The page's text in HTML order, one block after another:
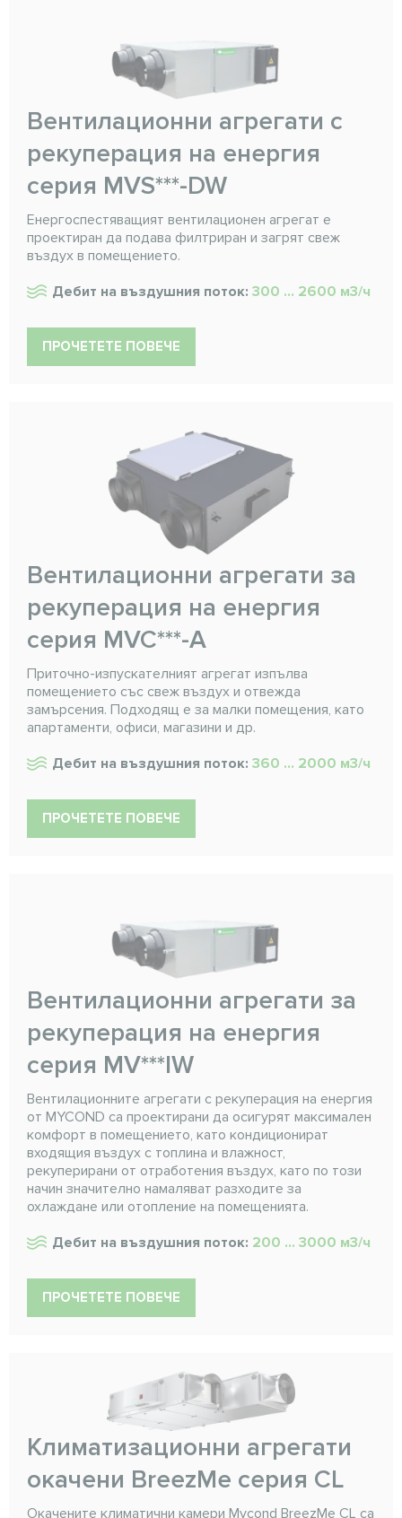
Вентилационни агрегати с
рекуперация на енергия
серия MVS***-DW
Енергоспестяващият вентилационен агрегат е
проектиран да подава филтриран и загрят свеж
въздух в помещението.
Дебит на въздушния поток: 300 ... 2600 м3/ч
ПРОЧЕТЕТЕ ПОВЕЧЕ
Вентилационни агрегати за
рекуперация на енергия
серия MVC***-A
Приточно-изпускателният агрегат изпълва
помещението със свеж въздух и отвежда
замърсения. Подходящ е за малки помещения, като
апартаменти, офиси, магазини и др.
Дебит на въздушния поток: 360 ... 2000 м3/ч
ПРОЧЕТЕТЕ ПОВЕЧЕ
Вентилационни агрегати за
рекуперация на енергия
серия MV***IW
Вентилационните агрегати с рекуперация на енергия
от MYCOND са проектирани да осигурят максимален
комфорт в помещението, като кондиционират
входящия въздух с топлина и влажност,
рекуперирани от отработения въздух, като по този
начин значително намаляват разходите за
охлаждане или отопление на помещенията.
Дебит на въздушния поток: 200 ... 3000 м3/ч
ПРОЧЕТЕТЕ ПОВЕЧЕ
Климатизационни агрегати
окачени BreezMe серия CL
Окачените климатични камери Mycond BreezMe CL са